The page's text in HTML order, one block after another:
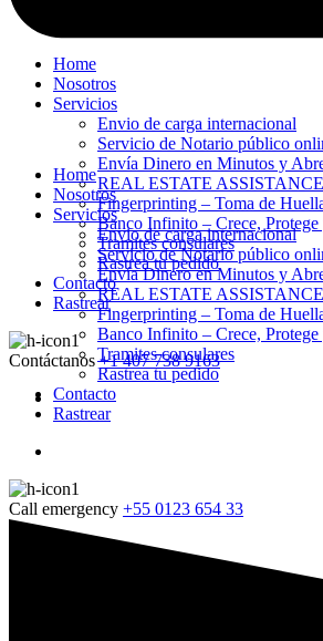
Home
Nosotros
Servicios
Envio de carga internacional
Servicio de Notario público
Envía Dinero en Minutos y
REAL ESTATE ASSISTANCE
Fingerprinting – Toma de
Banco Infinito – Crece,
Tramites consulares
Rastrea tu pedido
Contacto
Rastrear
Contáctanos +1 407 738 9163
Home
Nosotros
Servicios
Envio de carga internacional
Servicio de Notario público
Envía Dinero en Minutos y
REAL ESTATE ASSISTANCE
Fingerprinting – Toma de
Banco Infinito – Crece,
Tramites consulares
Rastrea tu pedido
Contacto
Rastrear
Call emergency +55 0123 654 33